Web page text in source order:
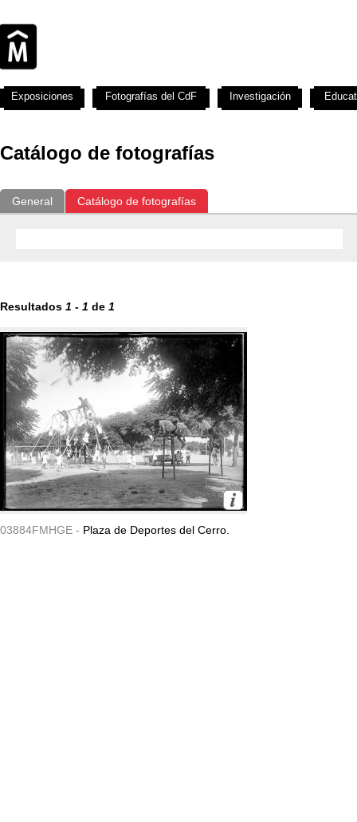
Catálogo de fotografías
General Catálogo de fotografías
Resultados 1 - 1 de 1
03884FMHGE - Plaza de Deportes del Cerro.
Exposiciones Fotografías del CdF Investigación